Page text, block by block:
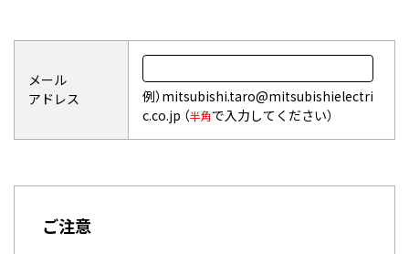
登録者は、本サービスのすべての利用に際し
て、本規約の定め及び当社の指定した方法に
従うものとし、万一利用上の問題が生じた場
合には、当社の指示に従うものとします。
第3条(登録、登録者資格)
1.
登録の申し込みをするためには、当社所定の
新規登録申込フォームに、氏名、メールアド
とします。
中のお客様がご利用の対象となりま
(2) ダウンロードされたファイルは、改
メール
アドレス
例）mitsubishi.taro@mitsubishielectri
c.co.jp （半角で入力してください）
ご注意